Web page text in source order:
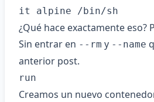
it alpine /bin/sh
¿Qué hace exactamente eso?
Sin entrar en --rm y --name
anterior post.
run
Creamos un nuevo